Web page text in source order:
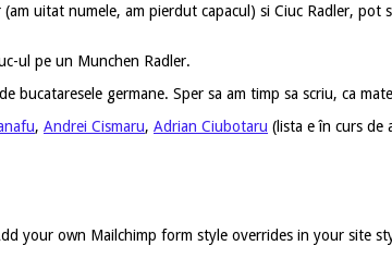
uitat numele, am pierdut capacul) si Ciuc Radler,
ul pe un Munchen Radler.
bucataresele germane. Sper sa am timp sa scriu, ca
, Andrei Cismaru, Adrian Ciubotaru (lista e în curs de
your own Mailchimp form style overrides in your site